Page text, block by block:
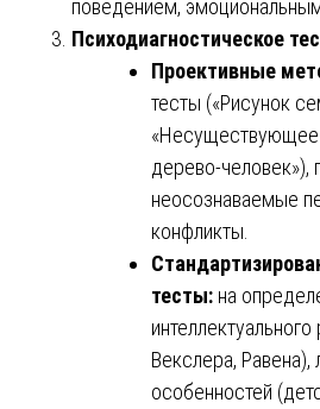
поведением,
Психодиагностическое
Проективные
тесты («Рисунок
дерево-человек»),
неосознаваемые
конфликты.
тесты: на
Векслера, Равена),
особенностей